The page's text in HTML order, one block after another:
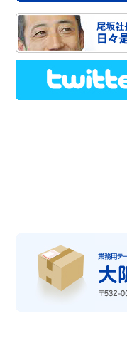
紙袋
紙管
テープ加工品
ゴム加工品
発泡フォーム加工品
乾燥剤